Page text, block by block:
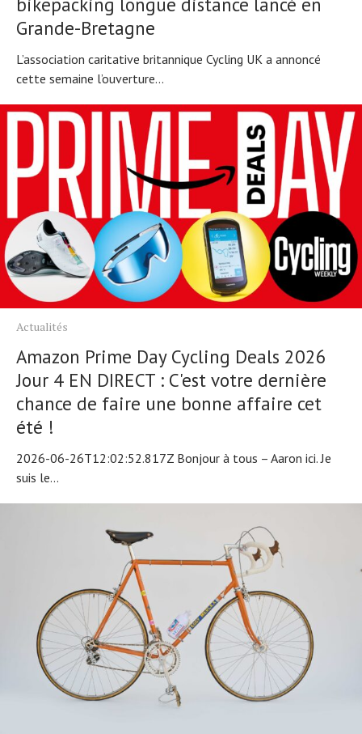
Grande-Bretagne
L’association caritative britannique Cycling UK a annoncé
cette semaine l’ouverture...
Actualités
Amazon Prime Day Cycling Deals 2026
Jour 4 EN DIRECT : C'est votre dernière
chance de faire une bonne affaire cet
été !
2026-06-26T12:02:52.817Z Bonjour à tous – Aaron ici. Je
suis le...